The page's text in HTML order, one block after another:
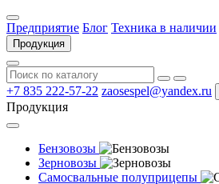
Предприятие Блог Техника в наличии
Продукция
+7 835 222-57-22 zaosespel@yandex.ru
Продукция
Бензовозы
Зерновозы
Самосвальные полуприцепы